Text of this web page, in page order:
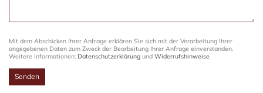
Mit dem Abschicken Ihrer Anfrage erklären Sie sich mit der Verarbeitung Ihrer
angegebenen Daten zum Zweck der Bearbeitung Ihrer Anfrage einverstanden.
Weitere Informationen: Datenschutzerklärung und Widerrufshinweise